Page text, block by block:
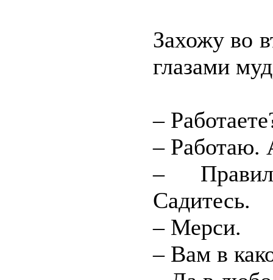
Захожу во
глазами
–
– Работаю.
–
Садитесь.
– Мерси.
– Вам в